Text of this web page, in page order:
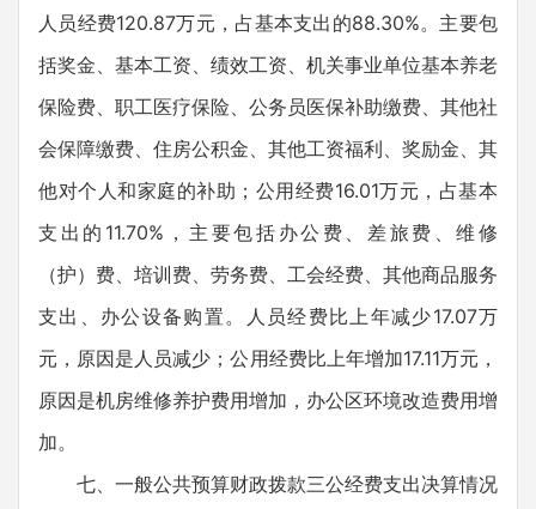
人员经费120.87万元，占基本支出的88.30%。主要包
括奖金、基本工资、绩效工资、机关事业单位基本养老
保险费、职工医疗保险、公务员医保补助缴费、其他社
会保障缴费、住房公积金、其他工资福利、奖励金、其
他对个人和家庭的补助；公用经费16.01万元，占基本
支出的11.70%，主要包括办公费、差旅费、维修
（护）费、培训费、劳务费、工会经费、其他商品服务
支出、办公设备购置。人员经费比上年减少17.07万
元，原因是人员减少；公用经费比上年增加17.11万元，
原因是机房维修养护费用增加，办公区环境改造费用增
加。
七、一般公共预算财政拨款三公经费支出决算情况